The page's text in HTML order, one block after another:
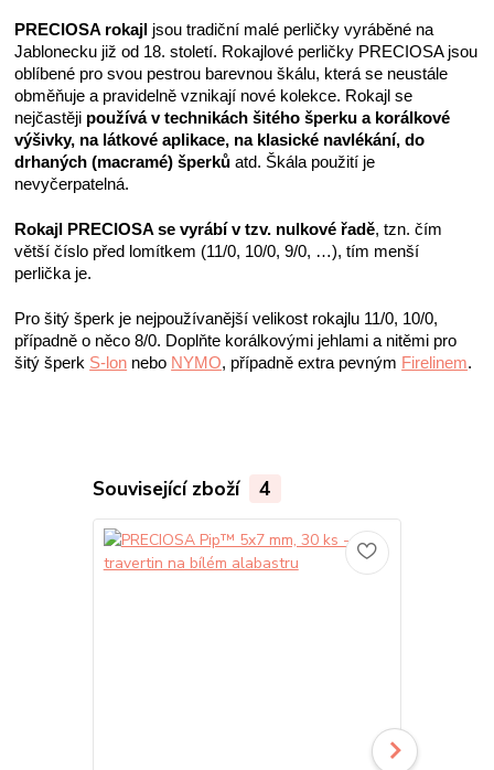
PRECIOSA rokajl jsou tradiční malé perličky vyráběné na
Jablonecku již od 18. století. Rokajlové perličky PRECIOSA jsou
oblíbené pro svou pestrou barevnou škálu, která se neustále
obměňuje a pravidelně vznikají nové kolekce. Rokajl se
nejčastěji používá v technikách šitého šperku a korálkové
výšivky, na látkové aplikace, na klasické navlékání, do
drhaných (macramé) šperků atd. Škála použití je
nevyčerpatelná.
Rokajl PRECIOSA se vyrábí v tzv. nulkové řadě, tzn. čím
větší číslo před lomítkem (11/0, 10/0, 9/0, …), tím menší
perlička je.
Pro šitý šperk je nejpoužívanější velikost rokajlu 11/0, 10/0,
případně o něco 8/0. Doplňte korálkovými jehlami a nitěmi pro
šitý šperk S-lon nebo NYMO, případně extra pevným Firelinem.
Související zboží 4